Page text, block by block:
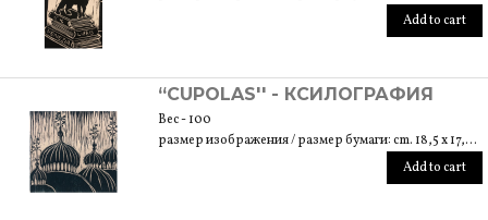
Add to cart
“CUPOLAS'' - КСИЛОГРАФИЯ
Вес - 100
размер изображения / размер бумаги: cm. 18,5 x 17,5 / cm. 25 x 35
Add to cart